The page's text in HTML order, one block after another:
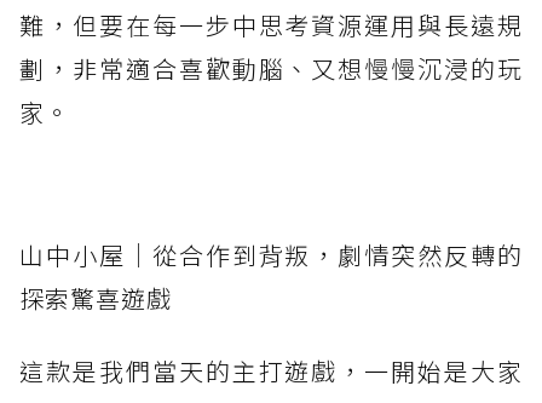
難，但要在每一步中思考資源運用與長遠規
劃，非常適合喜歡動腦、又想慢慢沉浸的玩
家。
山中小屋｜從合作到背叛，劇情突然反轉的
探索驚喜遊戲
這款是我們當天的主打遊戲，一開始是大家